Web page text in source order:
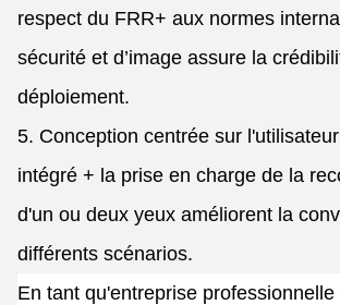
respect du FRR+ aux normes
sécurité et d’image assure la
déploiement.
5. Conception centrée sur
intégré + la prise en charge de la
d'un ou deux yeux améliorent la
différents scénarios.
En tant qu'entreprise professionnelle